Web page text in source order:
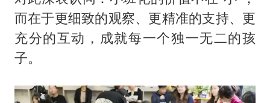
而在于更细致的观察、更精准的支持、更
充分的互动，成就每一个独一无二的孩
子。